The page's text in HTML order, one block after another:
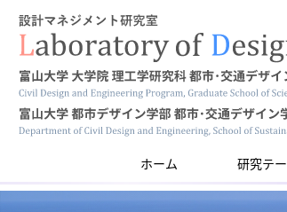
ホーム 研究テ